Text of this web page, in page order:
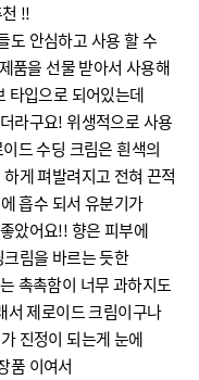
!!
도 안심하고 사용 할 수
품을 선물 받아서 사용해
타입으로 되어있는데
라구요! 위생적으로 사용
드 수딩 크림은 흰색의
게 펴발려지고 전혀 끈적
흡수 되서 유분기가
았어요!! 향은 피부에
림을 바르는 듯한
촉촉함이 너무 과하지도
서 제로이드 크림이구나
진정이 되는게 눈에
품 이여서